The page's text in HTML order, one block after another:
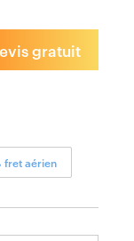
gratuit
fret aérien